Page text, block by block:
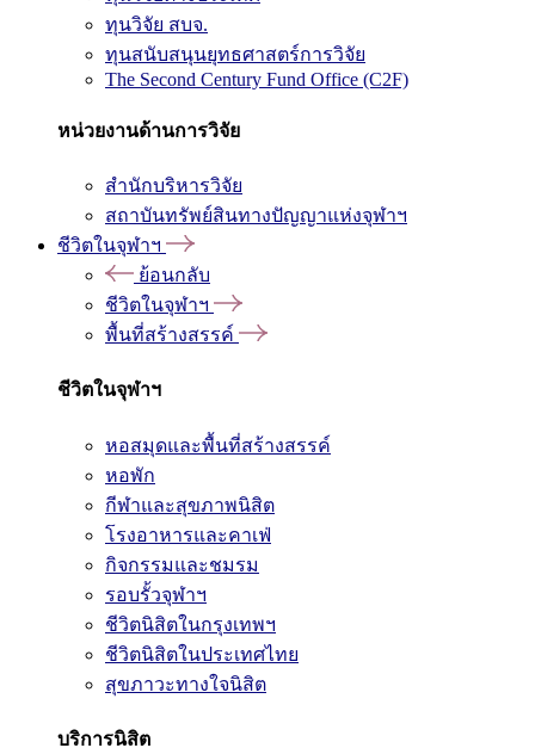
ทุนวิจัย สบจ.
ทุนสนับสนุนยุทธศาสตร์การวิจัย
The Second Century Fund Office (C2F)
หน่วยงานด้านการวิจัย
สำนักบริหารวิจัย
สถาบันทรัพย์สินทางปัญญาแห่งจุฬาฯ
ชีวิตในจุฬาฯ
ย้อนกลับ
ชีวิตในจุฬาฯ
พื้นที่สร้างสรรค์
ชีวิตในจุฬาฯ
หอสมุดและพื้นที่สร้างสรรค์
หอพัก
กีฬาและสุขภาพนิสิต
โรงอาหารและคาเฟ่
กิจกรรมและชมรม
รอบรั้วจุฬาฯ
ชีวิตนิสิตในกรุงเทพฯ
ชีวิตนิสิตในประเทศไทย
สุขภาวะทางใจนิสิต
บริการนิสิต